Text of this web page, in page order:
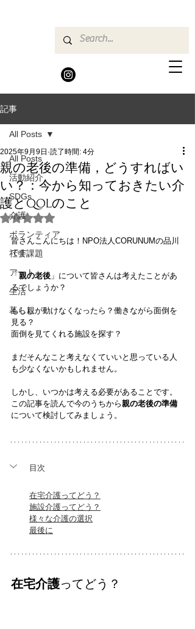
記事
All Posts
活動紹介
SDGs
介護
ボランティア
社会課題
アート
生活
暮らし
All Posts
親の老後の準備，どうすればい
い？：今から知っておきたい介
護とQOLのこと
2025年9月9日 読了時間: 4分
5つ星のうちNaNと評価されています。
皆さんこんにちは！NPO法人CORUNUMの品川
です。
「親の老後 」について皆さんは考えたことがあ
るでしょうか？
もし親が動けなくなったら？働きながら面倒を
見る？
面倒を見てくれる施設を探す？
まだそんなこと考えなくていいと思っている人
も少なくないかもしれません。
しかし、いつかは考える必要があることです。
この記事を読んで今のうちから親の老後の準備
について検討してみましょう。
目次
在宅介護ってどう？
施設介護ってどう？
様々な介護の選択
最後に
在宅介護ってどう？